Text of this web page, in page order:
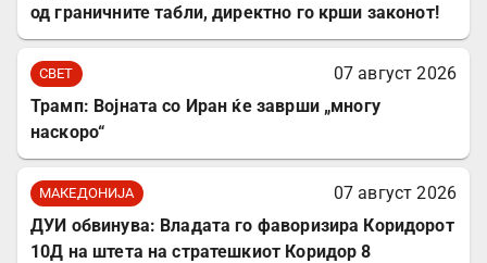
од граничните табли, директно го крши законот!
СВЕТ
07 август 2026
Трамп: Војната со Иран ќе заврши „многу
наскоро“
МАКЕДОНИЈА
07 август 2026
ДУИ обвинува: Владата го фаворизира Коридорот
10Д на штета на стратешкиот Коридор 8